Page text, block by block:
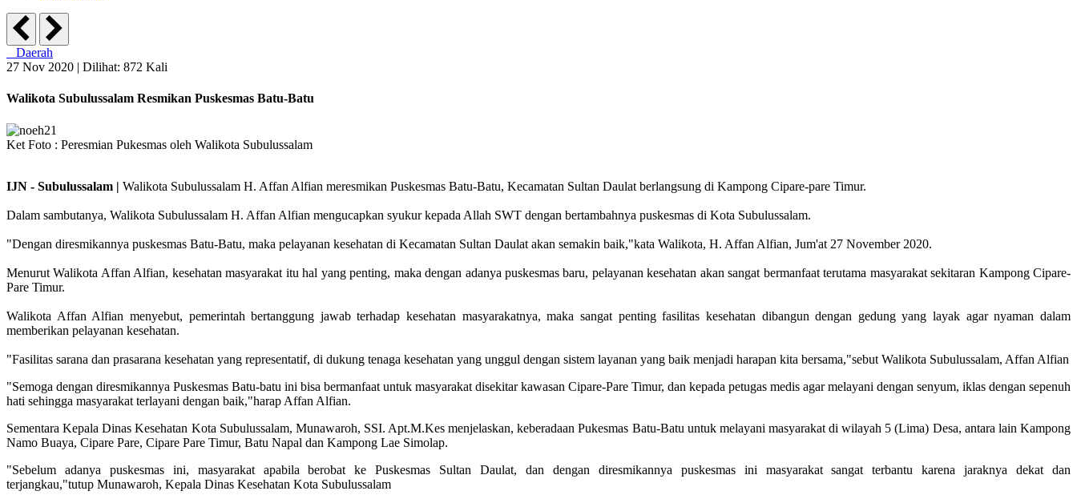
Daerah
27 Nov 2020 | Dilihat: 872 Kali
Walikota Subulussalam Resmikan Puskesmas Batu-Batu
Ket Foto : Peresmian Pukesmas oleh Walikota Subulussalam
IJN - Subulussalam | Walikota Subulussalam H. Affan Alfian meresmikan Puskesmas Batu-Batu, Kecamatan Sultan Daulat berlangsung di Kampong Cipare-pare Timur.
Dalam sambutanya, Walikota Subulussalam H. Affan Alfian mengucapkan syukur kepada Allah SWT dengan bertambahnya puskesmas di Kota Subulussalam.
"Dengan diresmikannya puskesmas Batu-Batu, maka pelayanan kesehatan di Kecamatan Sultan Daulat akan semakin baik,"kata Walikota, H. Affan Alfian, Jum'at 27 November 2020.
Menurut Walikota Affan Alfian, kesehatan masyarakat itu hal yang penting, maka dengan adanya puskesmas baru, pelayanan kesehatan akan sangat bermanfaat terutama masyarakat sekitaran Kampong Cipare-
Pare Timur.
Walikota Affan Alfian menyebut, pemerintah bertanggung jawab terhadap kesehatan masyarakatnya, maka sangat penting fasilitas kesehatan dibangun dengan gedung yang layak agar nyaman dalam
memberikan pelayanan kesehatan.
"Fasilitas sarana dan prasarana kesehatan yang representatif, di dukung tenaga kesehatan yang unggul dengan sistem layanan yang baik menjadi harapan kita bersama,"sebut Walikota Subulussalam, Affan Alfian
"Semoga dengan diresmikannya Puskesmas Batu-batu ini bisa bermanfaat untuk masyarakat disekitar kawasan Cipare-Pare Timur, dan kepada petugas medis agar melayani dengan senyum, iklas dengan sepenuh
hati sehingga masyarakat terlayani dengan baik,"harap Affan Alfian.
Sementara Kepala Dinas Kesehatan Kota Subulussalam, Munawaroh, SSI. Apt.M.Kes menjelaskan, keberadaan Pukesmas Batu-Batu untuk melayani masyarakat di wilayah 5 (Lima) Desa, antara lain Kampong
Namo Buaya, Cipare Pare, Cipare Pare Timur, Batu Napal dan Kampong Lae Simolap.
"Sebelum adanya puskesmas ini, masyarakat apabila berobat ke Puskesmas Sultan Daulat, dan dengan diresmikannya puskesmas ini masyarakat sangat terbantu karena jaraknya dekat dan
terjangkau,"tutup Munawaroh, Kepala Dinas Kesehatan Kota Subulussalam